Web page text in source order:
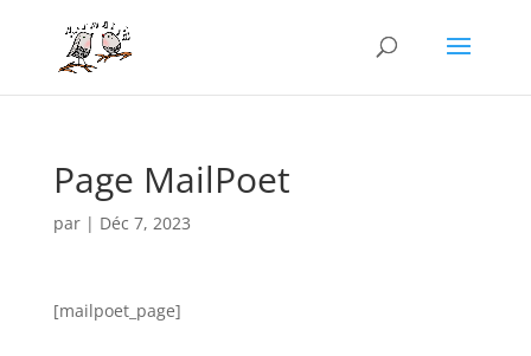
Page MailPoet
par | Déc 7, 2023
[mailpoet_page]